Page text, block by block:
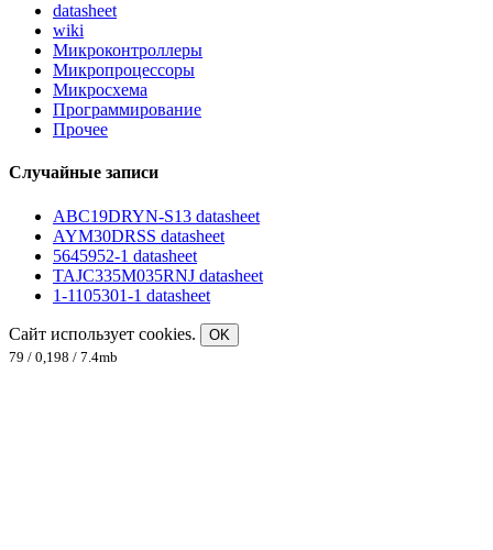
datasheet
wiki
Микроконтроллеры
Микропроцессоры
Микросхема
Программирование
Прочее
Случайные записи
ABC19DRYN-S13 datasheet
AYM30DRSS datasheet
5645952-1 datasheet
TAJC335M035RNJ datasheet
1-1105301-1 datasheet
Сайт использует cookies.
OK
79 / 0,198 / 7.4mb